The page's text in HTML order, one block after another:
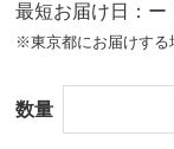
最短お届け日：ー
※東京都にお届けする
数量